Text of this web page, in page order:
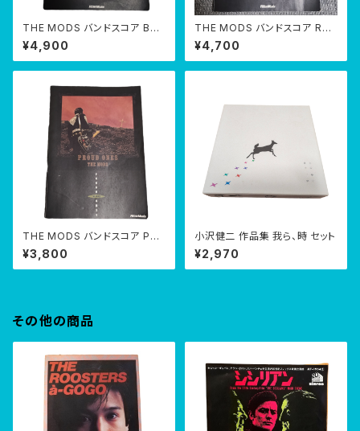
THE MODS バンドスコア BES
T REBEL BEAT 1981-1985
¥4,900
THE MODS バンドスコア REB
EL 叛
¥4,700
THE MODS バンドスコア PR
OUD ONES
¥3,800
小沢健二 作品集 我ら、時 セット
¥2,970
その他の商品